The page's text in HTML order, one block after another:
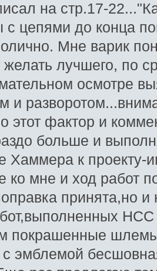
на стр.17-
цепями до конца
Мне варик
желать лучшего, по
осмотре
и
этот фактор и
больше и
Хаммера к проекту-
ко мне и ход работ
принята,но
НСС
покрашенные
с эмблемой